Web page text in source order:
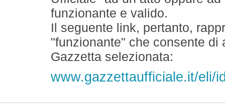
funzionante e valido.
Il seguente link, pertanto,
"funzionante" che consente
Gazzetta selezionata:
www.gazzettaufficiale.it/eli/